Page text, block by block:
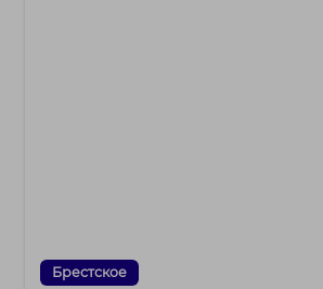
Брестское